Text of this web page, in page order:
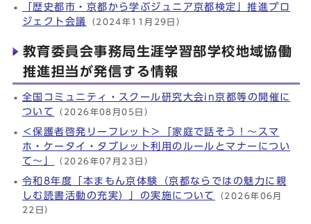
「歴史都市・京都から学ぶジュニア京都検定」推進プロ
ジェクト会議
（2024年11月29日）
教育委員会事務局生涯学習部学校地域協働
推進担当が発信する情報
全国コミュニティ・スクール研究大会in京都等の開催に
ついて
（2026年08月05日）
＜保護者啓発リーフレット＞「家庭で話そう！～スマ
ホ・ケータイ・タブレット利用のルールとマナーについ
て～」
（2026年07月23日）
令和8年度「本まもん京体験（京都ならではの魅力に親
しむ読書活動の充実）」の実施について
（2026年06月
22日）